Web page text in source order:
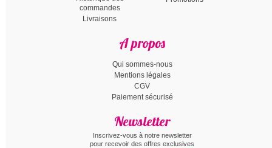
commandes
Livraisons
A propos
Qui sommes-nous
Mentions légales
CGV
Paiement sécurisé
Newsletter
Inscrivez-vous à notre newsletter
pour recevoir des offres exclusives